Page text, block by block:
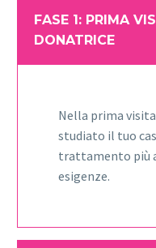
FASE 1: PRIMA
DONATRICE
Nella prima
studiato il tuo
trattamento più
esigenze.